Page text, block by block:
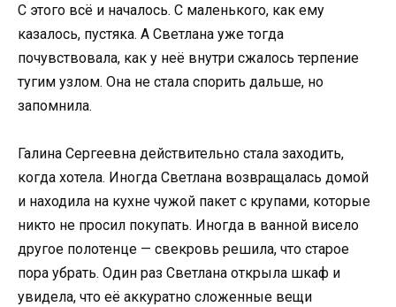
С этого всё и началось. С маленького, как ему
казалось, пустяка. А Светлана уже тогда
почувствовала, как у неё внутри сжалось терпение
тугим узлом. Она не стала спорить дальше, но
запомнила.
Галина Сергеевна действительно стала заходить,
когда хотела. Иногда Светлана возвращалась домой
и находила на кухне чужой пакет с крупами, которые
никто не просил покупать. Иногда в ванной висело
другое полотенце — свекровь решила, что старое
пора убрать. Один раз Светлана открыла шкаф и
увидела, что её аккуратно сложенные вещи